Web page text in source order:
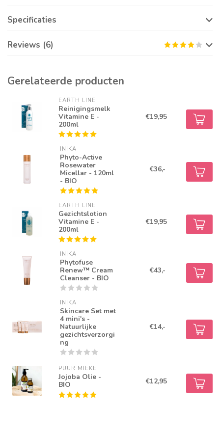
Specificaties
Reviews (6)
Gerelateerde producten
EARTH LINE
Reinigingsmelk
Vitamine E -
200ml
€19,95
INIKA
Phyto-Active
Rosewater
Micellar - 120ml
- BIO
€36,-
EARTH LINE
Gezichtslotion
Vitamine E -
200ml
€19,95
INIKA
Phytofuse
Renew™ Cream
Cleanser - BIO
€43,-
INIKA
Skincare Set met
4 mini's -
Natuurlijke
gezichtsverzorgi
ng
€14,-
PUUR MIEKE
Jojoba Olie -
BIO
€12,95